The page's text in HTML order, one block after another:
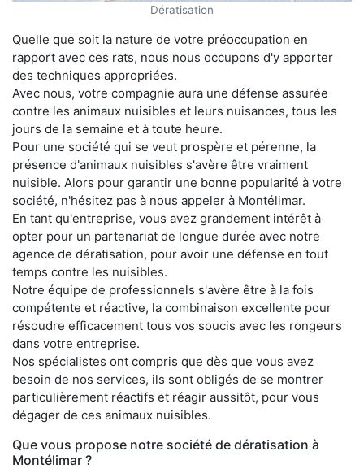
Dératisation
Quelle que soit la nature de votre préoccupation en
rapport avec ces rats, nous nous occupons d'y apporter
des techniques appropriées.
Avec nous, votre compagnie aura une défense assurée
contre les animaux nuisibles et leurs nuisances, tous les
jours de la semaine et à toute heure.
Pour une société qui se veut prospère et pérenne, la
présence d'animaux nuisibles s'avère être vraiment
nuisible. Alors pour garantir une bonne popularité à votre
société, n'hésitez pas à nous appeler à Montélimar.
En tant qu'entreprise, vous avez grandement intérêt à
opter pour un partenariat de longue durée avec notre
agence de dératisation, pour avoir une défense en tout
temps contre les nuisibles.
Notre équipe de professionnels s'avère être à la fois
compétente et réactive, la combinaison excellente pour
résoudre efficacement tous vos soucis avec les rongeurs
dans votre entreprise.
Nos spécialistes ont compris que dès que vous avez
besoin de nos services, ils sont obligés de se montrer
particulièrement réactifs et réagir aussitôt, pour vous
dégager de ces animaux nuisibles.
Que vous propose notre société de dératisation à
Montélimar ?